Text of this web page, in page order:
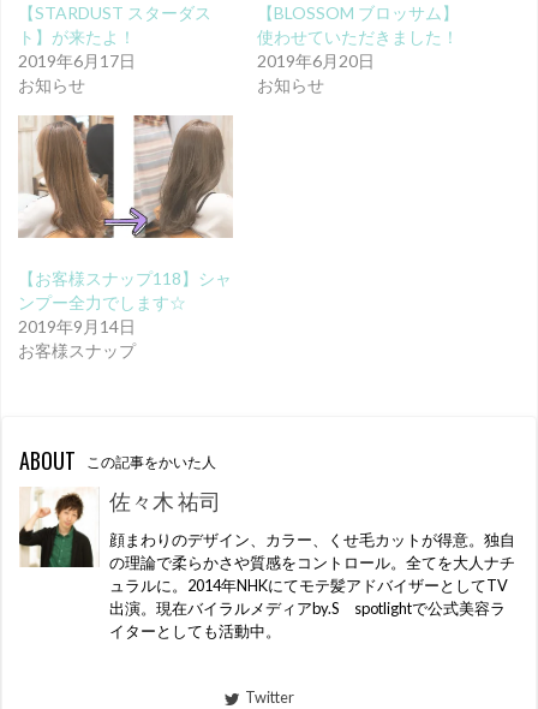
【STARDUST スターダス
ト】が来たよ！
2019年6月17日
お知らせ
【BLOSSOM ブロッサム】
使わせていただきました！
2019年6月20日
お知らせ
【お客様スナップ118】シャ
ンプー全力でします☆
2019年9月14日
お客様スナップ
ABOUT この記事をかいた人
佐々木 祐司
顔まわりのデザイン、カラー、くせ毛カットが得意。独自
の理論で柔らかさや質感をコントロール。全てを大人ナチ
ュラルに。2014年NHKにてモテ髪アドバイザーとしてTV
出演。現在バイラルメディアby.S spotlightで公式美容ラ
イターとしても活動中。
Twitter